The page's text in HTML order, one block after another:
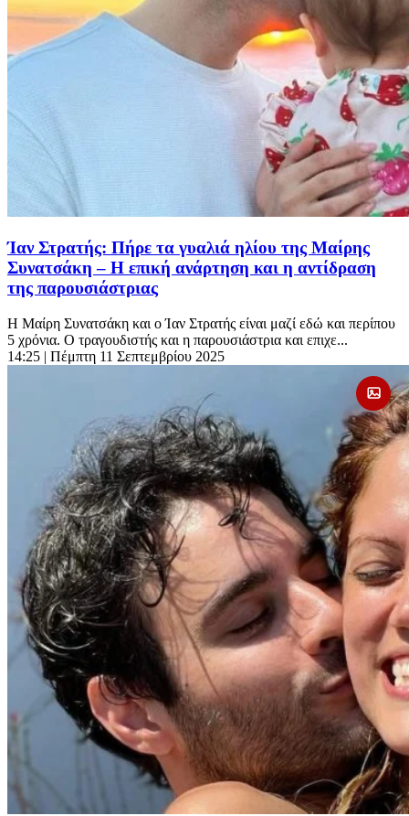
Ίαν Στρατής: Πήρε τα γυαλιά ηλίου της Μαίρης
Συνατσάκη – Η επική ανάρτηση και η αντίδραση
της παρουσιάστριας
Η Μαίρη Συνατσάκη και ο Ίαν Στρατής είναι μαζί εδώ και περίπου
5 χρόνια. Ο τραγουδιστής και η παρουσιάστρια και επιχε...
14:25 | Πέμπτη 11 Σεπτεμβρίου 2025